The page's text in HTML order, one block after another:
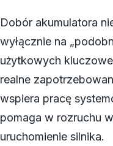
Dobór akumulatora
wyłącznie na
użytkowych
realne
wspiera pracę
pomaga w rozruchu
uruchomienie silnika.